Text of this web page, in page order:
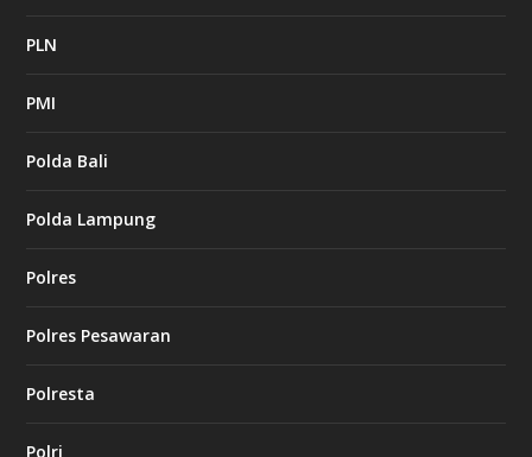
PLN
PMI
Polda Bali
Polda Lampung
Polres
Polres Pesawaran
Polresta
Polri